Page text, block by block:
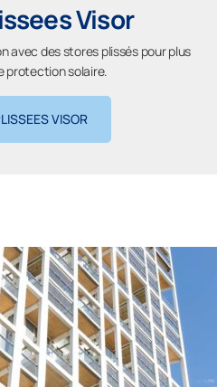
Visor
avec des stores plissés pour plus
protection solaire.
VISOR